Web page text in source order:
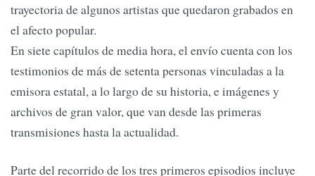
trayectoria de algunos artistas que quedaron grabados en
el afecto popular.
En siete capítulos de media hora, el envío cuenta con los
testimonios de más de setenta personas vinculadas a la
emisora estatal, a lo largo de su historia, e imágenes y
archivos de gran valor, que van desde las primeras
transmisiones hasta la actualidad.
Parte del recorrido de los tres primeros episodios incluye